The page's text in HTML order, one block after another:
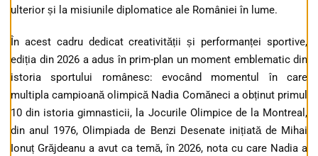
ulterior și la misiunile diplomatice ale României în lume.
În acest cadru dedicat creativității și performanței sportive,
ediția din 2026 a adus în prim-plan un moment emblematic din
istoria sportului românesc: evocând momentul în care
multipla campioană olimpică Nadia Comăneci a obținut primul
10 din istoria gimnasticii, la Jocurile Olimpice de la Montreal,
din anul 1976, Olimpiada de Benzi Desenate inițiată de Mihai
Ionuț Grăjdeanu a avut ca temă, în 2026, nota cu care Nadia a